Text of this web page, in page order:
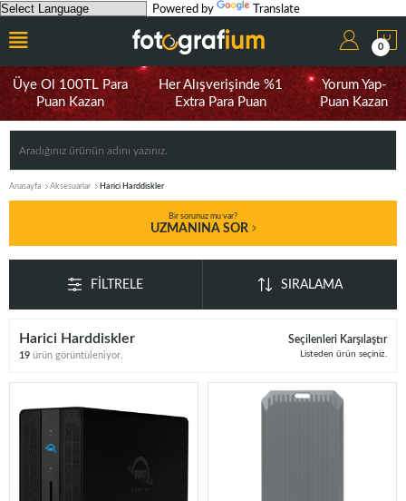
Powered by Translate
0
Üye Ol 100TL Para
Puan Kazan
Her Alışverişinde %1
Extra Para Puan
Yorum Yap-
Puan Kazan
Anasayfa Aksesuarlar Harici Harddiskler
Bir sorunuz mu var?
UZMANINA SOR
FILTRELE SIRALAMA
Harici Harddiskler
19 ürün görüntüleniyor.
Seçilenleri Karşılaştır
Listeden ürün seçiniz.